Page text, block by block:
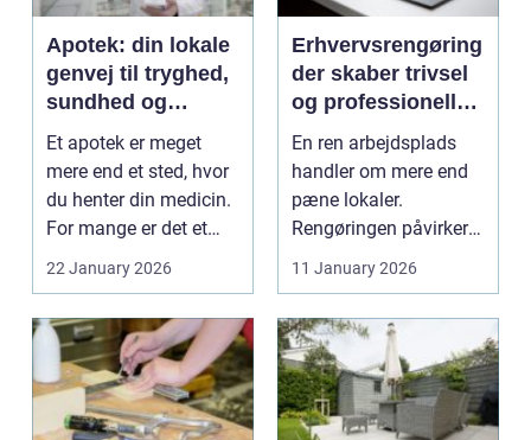
Apotek: din lokale
genvej til tryghed,
sundhed og
rådgivning
Et apotek er meget
mere end et sted, hvor
du henter din medicin.
For mange er det et
fast holdepunkt...
22 January 2026
Erhvervsrengøring
der skaber trivsel
og professionelle
rammer
En ren arbejdsplads
handler om mere end
pæne lokaler.
Rengøringen påvirker
b&arin...
11 January 2026